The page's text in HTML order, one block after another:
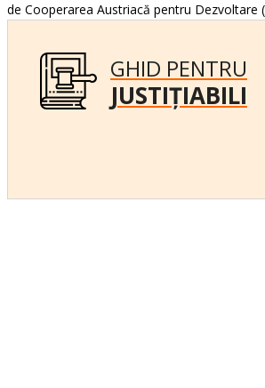
de Cooperarea Austriacă pentru Dezvoltare
GHID PENTRU
JUSTIȚIABILI